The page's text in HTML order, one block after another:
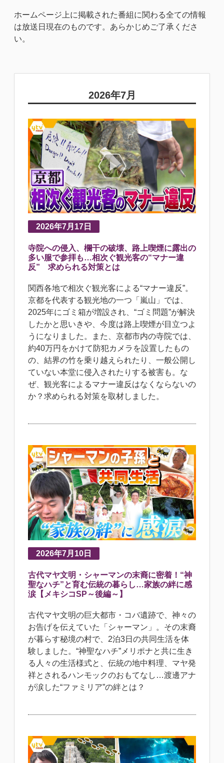
ホームページ上に掲載された番組に関わる全ての情報
は放送日現在のものです。あらかじめご了承くださ
い。
2026年7月
2026年7月17日
寺院への侵入、欄干の破壊、路上喫煙に露出の
多い服で参拝も…相次ぐ観光客の“マナー違
反” 求められる対策とは
関西各地で相次ぐ観光客による“マナー違反”。
京都を代表する観光地の一つ「嵐山」では、
2025年にゴミ箱が増設され、“ゴミ問題”が解決
したかと思いきや、今度は路上喫煙が目立つよ
うになりました。また、京都市内の寺院では、
約40万円をかけて防犯カメラを設置したもの
の、結界の竹を乗り越えられたり、一般公開し
ていない本堂に侵入されたりする被害も。な
ぜ、観光客によるマナー違反はなくならないの
か？求められる対策を取材しました。
2026年7月10日
古代マヤ文明・シャーマンの末裔に密着！“神
聖なハチ”と育む伝統の暮らし…家族の絆に感
涙【メキシコSP～後編～】
古代マヤ文明の巨大都市・コバ遺跡で、神々の
お告げを伝えていた「シャーマン」。その末裔
が暮らす秘境の村で、2泊3日の共同生活を体
験しました。“神聖なハチ”メリポナと共に生き
る人々の生活様式と、伝統の地中料理、マヤ発
祥とされるハンモックのおもてなし…渡邊アナ
が涙した“ファミリア”の絆とは？